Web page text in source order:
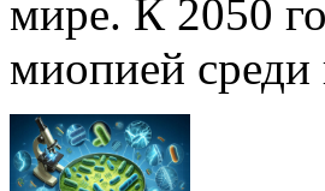
мире. К 2050
миопией среди